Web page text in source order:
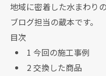
地域に密着した水まわり
ブログ担当の蔵本です。
目次
1 今回の施工事例
2交換した商品